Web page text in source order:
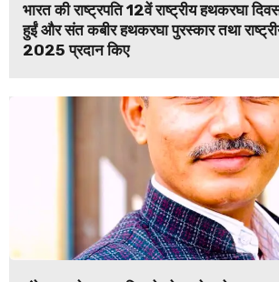
भारत की राष्ट्रपति 12वें राष्ट्रीय हथकरघा
हुईं और संत कबीर हथकरघा पुरस्कार तथा
2025 प्रदान किए